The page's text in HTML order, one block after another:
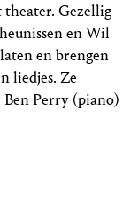
theater. Gezellig
en Wil
en brengen
liedjes. Ze
Perry (piano)